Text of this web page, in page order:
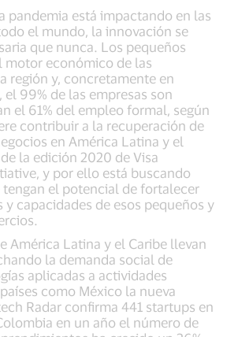
pandemia está impactando en las
el mundo, la innovación se
que nunca. Los pequeños
motor económico de las
región y, concretamente en
el 99% de las empresas son
el 61% del empleo formal, según
contribuir a la recuperación de
en América Latina y el
la edición 2020 de Visa
y por ello está buscando
el potencial de fortalecer
y capacidades de esos pequeños y
América Latina y el Caribe llevan
la demanda social de
aplicadas a actividades
como México la nueva
Radar confirma 441 startups en
en un año el número de